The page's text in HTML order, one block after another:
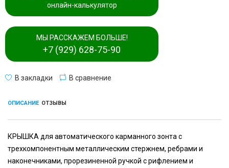
онлайн-калькулятор
МЫ РАССКАЖЕМ БОЛЬШЕ!
+7 (929) 628-75-90
В закладки В сравнение
ОПИСАНИЕ ОТЗЫВЫ
КРЫШКА для автоматического карманного зонта с
трехкомпонентным металлическим стержнем, ребрами и
наконечниками, прорезиненной ручкой с рифлением и